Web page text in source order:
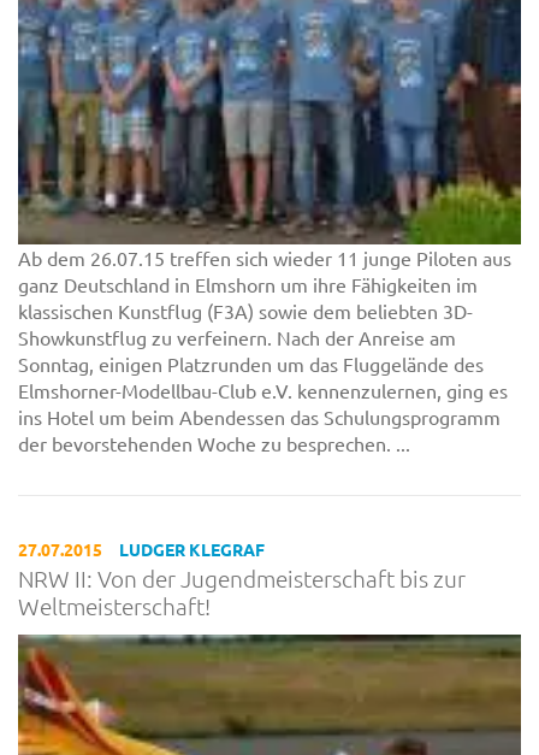
Ab dem 26.07.15 treffen sich wieder 11 junge Piloten aus
ganz Deutschland in Elmshorn um ihre Fähigkeiten im
klassischen Kunstflug (F3A) sowie dem beliebten 3D-
Showkunstflug zu verfeinern. Nach der Anreise am
Sonntag, einigen Platzrunden um das Fluggelände des
Elmshorner-Modellbau-Club e.V. kennenzulernen, ging es
ins Hotel um beim Abendessen das Schulungsprogramm
der bevorstehenden Woche zu besprechen. ...
27.07.2015 LUDGER KLEGRAF
NRW II: Von der Jugendmeisterschaft bis zur
Weltmeisterschaft!